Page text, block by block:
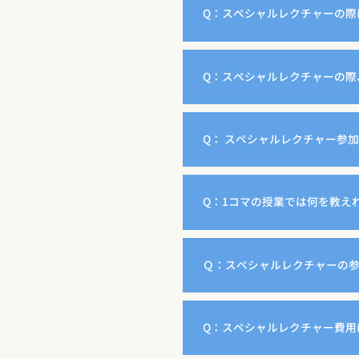
Q：スペシャルレクチャーの
Q：スペシャルレクチャーの
Q： スペシャルレクチャー参
Q：1コマの授業では何を教え
Ｑ：スペシャルレクチャーの
Q：スペシャルレクチャー費